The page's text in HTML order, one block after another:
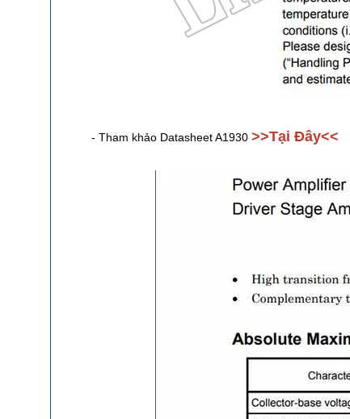
- Tham khảo Datasheet A1930 >>Tại Đây<<